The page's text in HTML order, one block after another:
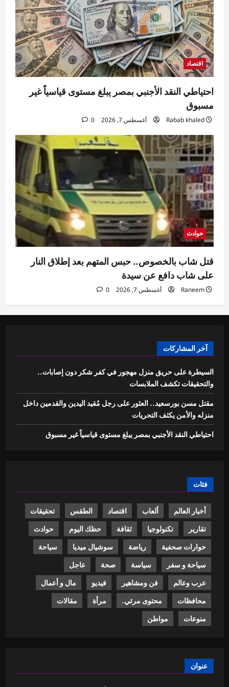
اقتصاد
احتياطي النقد الأجنبي بمصر يبلغ مستوى قياسياً غير
مسبوق
Rabab khaled أغسطس 7, 2026 0
حوادث
قتل شاب بالخصوص.. حبس المتهم بعد إطلاق النار
على شاب دافع عن سيدة
Raneem أغسطس 7, 2026 0
آخر المشاركات
السيطرة على حريق منزل مهجور في كفر شكر دون إصابات..
والتحقيقات تكشف الملابسات
مقتل مسن بورسعيد.. العثور على رجل مُقيد اليدين والقدمين داخل
منزله والأمن يكثف التحريات
احتياطي النقد الأجنبي بمصر يبلغ مستوى قياسياً غير مسبوق
فئات
أخبار العالم ألعاب اقتصاد الطقس تحقيقات
تقارير تكنولوجيا ثقافة حظك اليوم حوادث
حوارات صحفية رياضة سوشيال ميديا سياحة
سياحة و سفر سياسة صحة عاجل
عرب وعالم فن ومشاهير فيديو مال و أعمال
محافظات محتوى مرئي. مرأة مقالات
منوعات مواطن
عنوان